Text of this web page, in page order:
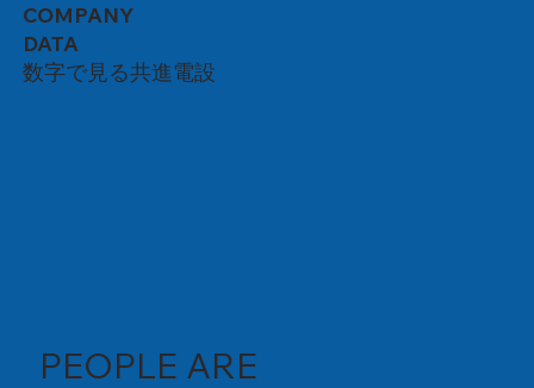
COMPANY
DATA
数字で見る共進電設
PEOPLE ARE